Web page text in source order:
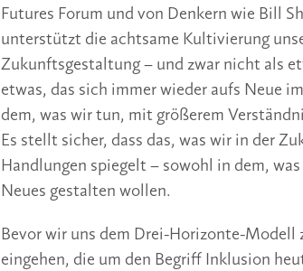
Futures Forum und von Denkern wie Bill
unterstützt die achtsame Kultivierung
Zukunftsgestaltung – und zwar nicht als
etwas, das sich immer wieder aufs Neue
dem, was wir tun, mit größerem
Es stellt sicher, dass das, was wir in der
Handlungen spiegelt – sowohl in dem,
Neues gestalten wollen.
Bevor wir uns dem Drei-Horizonte-
eingehen, die um den Begriff Inklusion